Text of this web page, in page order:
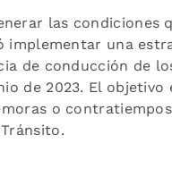
las condiciones
una
de conducción de
de 2023. El objetivo
o